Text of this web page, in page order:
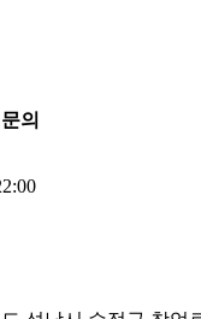
의